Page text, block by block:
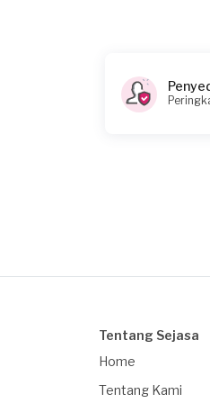
Tentang Sejasa
Home
Tentang Kami